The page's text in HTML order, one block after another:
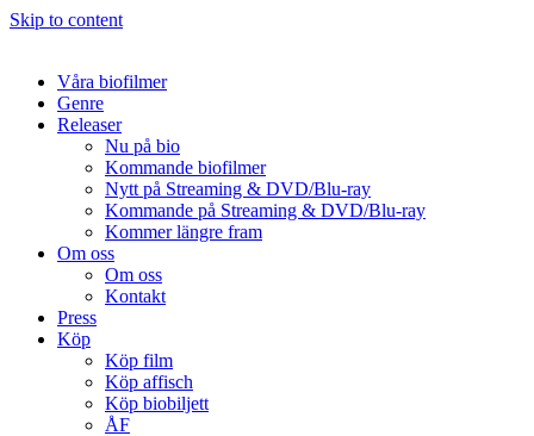
Skip to content
Våra biofilmer
Genre
Releaser
Nu på bio
Kommande biofilmer
Nytt på Streaming & DVD/Blu-ray
Kommande på Streaming & DVD/Blu-ray
Kommer längre fram
Om oss
Om oss
Kontakt
Press
Köp
Köp film
Köp affisch
Köp biobiljett
ÅF